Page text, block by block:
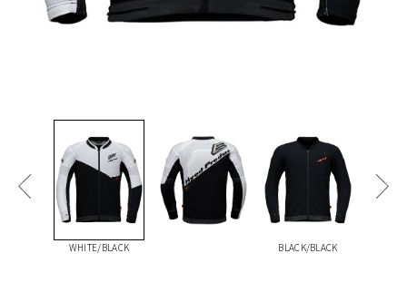
WHITE/BLACK BLACK/BLACK